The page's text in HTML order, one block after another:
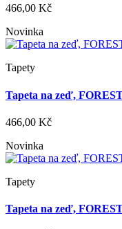
466,00 Kč
Novinka
Tapety
Tapeta na zeď,
466,00 Kč
Novinka
Tapety
Tapeta na zeď,